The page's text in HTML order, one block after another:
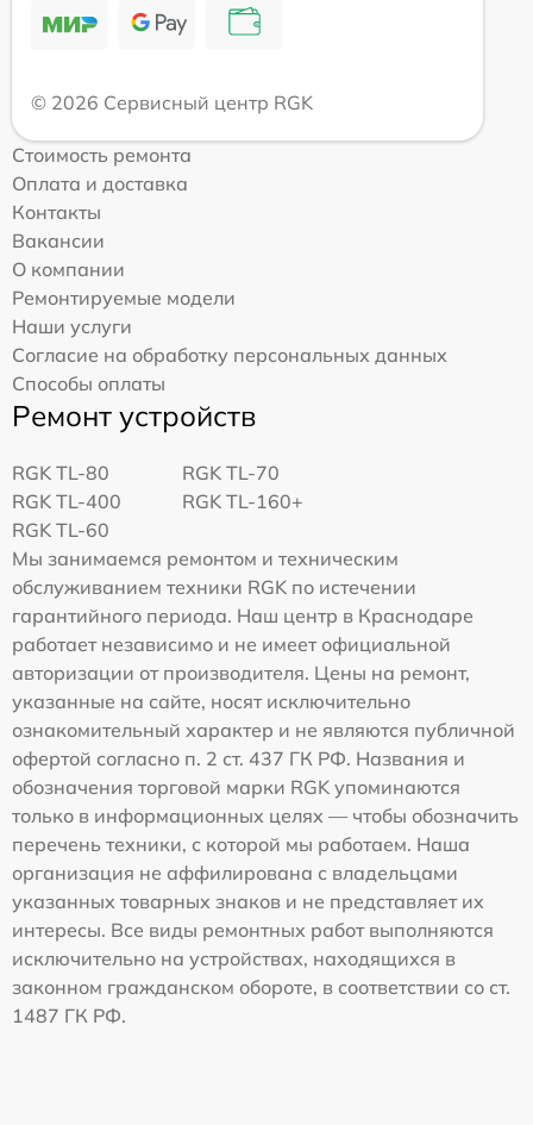
© 2026 Сервисный центр RGK
Стоимость ремонта
Оплата и доставка
Контакты
Вакансии
О компании
Ремонтируемые модели
Наши услуги
Согласие на обработку персональных данных
Способы оплаты
Ремонт устройств
RGK TL-80
RGK TL-70
RGK TL-400
RGK TL-160+
RGK TL-60
Мы занимаемся ремонтом и техническим
обслуживанием техники RGK по истечении
гарантийного периода. Наш центр в Краснодаре
работает независимо и не имеет официальной
авторизации от производителя. Цены на ремонт,
указанные на сайте, носят исключительно
ознакомительный характер и не являются публичной
офертой согласно п. 2 ст. 437 ГК РФ. Названия и
обозначения торговой марки RGK упоминаются
только в информационных целях — чтобы обозначить
перечень техники, с которой мы работаем. Наша
организация не аффилирована с владельцами
указанных товарных знаков и не представляет их
интересы. Все виды ремонтных работ выполняются
исключительно на устройствах, находящихся в
законном гражданском обороте, в соответствии со ст.
1487 ГК РФ.